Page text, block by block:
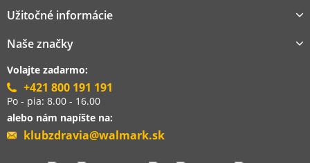
Užitočné informácie
Naše značky
Volajte zadarmo:
+421 800 191 191
Po - pia: 8.00 - 16.00
alebo nám napíšte na:
klubzdravia@walmark.sk